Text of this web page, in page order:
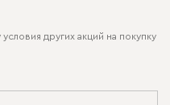
других акций на покупку